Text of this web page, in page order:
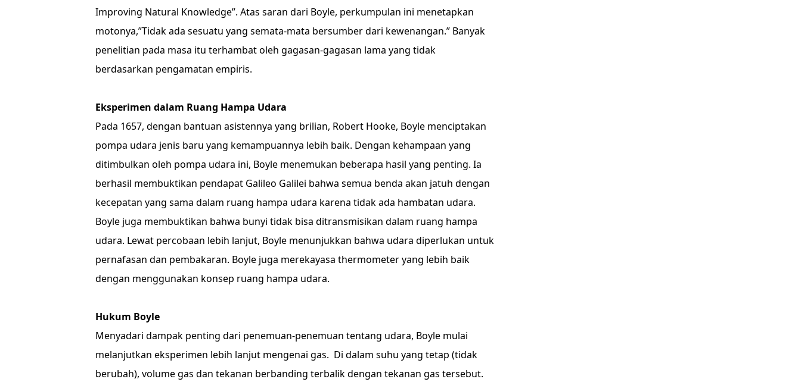
Improving Natural Knowledge”. Atas saran dari Boyle, perkumpulan ini menetapkan
motonya,”Tidak ada sesuatu yang semata-mata bersumber dari kewenangan.” Banyak
penelitian pada masa itu terhambat oleh gagasan-gagasan lama yang tidak
berdasarkan pengamatan empiris.
Eksperimen dalam Ruang Hampa Udara
Pada 1657, dengan bantuan asistennya yang brilian, Robert Hooke, Boyle menciptakan
pompa udara jenis baru yang kemampuannya lebih baik. Dengan kehampaan yang
ditimbulkan oleh pompa udara ini, Boyle menemukan beberapa hasil yang penting. Ia
berhasil membuktikan pendapat Galileo Galilei bahwa semua benda akan jatuh dengan
kecepatan yang sama dalam ruang hampa udara karena tidak ada hambatan udara.
Boyle juga membuktikan bahwa bunyi tidak bisa ditransmisikan dalam ruang hampa
udara. Lewat percobaan lebih lanjut, Boyle menunjukkan bahwa udara diperlukan untuk
pernafasan dan pembakaran. Boyle juga merekayasa thermometer yang lebih baik
dengan menggunakan konsep ruang hampa udara.
Hukum Boyle
Menyadari dampak penting dari penemuan-penemuan tentang udara, Boyle mulai
melanjutkan eksperimen lebih lanjut mengenai gas. Di dalam suhu yang tetap (tidak
berubah), volume gas dan tekanan berbanding terbalik dengan tekanan gas tersebut.